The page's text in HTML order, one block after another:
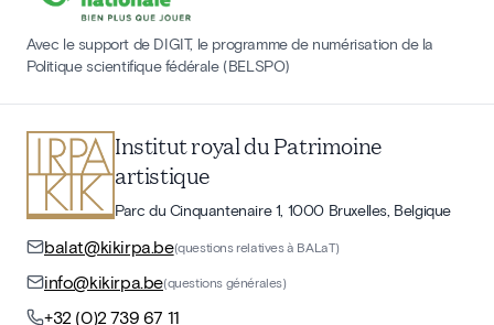
Avec le support de DIGIT, le programme de numérisation de la
Politique scientifique fédérale (BELSPO)
Institut royal du Patrimoine
artistique
Parc du Cinquantenaire 1, 1000 Bruxelles, Belgique
balat@kikirpa.be(questions relatives à BALaT)
info@kikirpa.be(questions générales)
+32 (0)2 739 67 11